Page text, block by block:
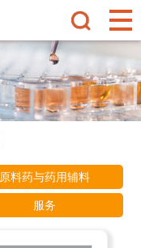
原料药与药用辅料
服务